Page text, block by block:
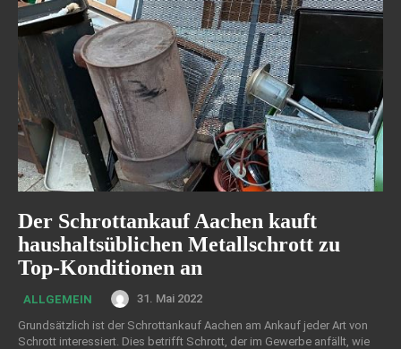
Der Schrottankauf Aachen kauft
haushaltsüblichen Metallschrott zu
Top-Konditionen an
ALLGEMEIN
31. Mai 2022
Grundsätzlich ist der Schrottankauf Aachen am Ankauf jeder Art von
Schrott interessiert. Dies betrifft Schrott, der im Gewerbe anfällt, wie